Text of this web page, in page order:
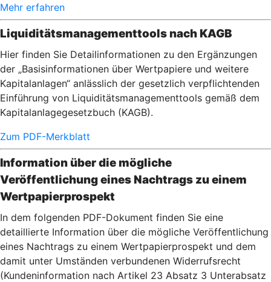
Mehr erfahren
Liquiditätsmanagementtools nach KAGB
Hier finden Sie Detailinformationen zu den Ergänzungen
der „Basisinformationen über Wertpapiere und weitere
Kapitalanlagen“ anlässlich der gesetzlich verpflichtenden
Einführung von Liquiditätsmanagementtools gemäß dem
Kapitalanlagegesetzbuch (KAGB).
Zum PDF-Merkblatt
Information über die mögliche
Veröffentlichung eines Nachtrags zu einem
Wertpapierprospekt
In dem folgenden PDF-Dokument finden Sie eine
detaillierte Information über die mögliche Veröffentlichung
eines Nachtrags zu einem Wertpapierprospekt und dem
damit unter Umständen verbundenen Widerrufsrecht
(Kundeninformation nach Artikel 23 Absatz 3 Unterabsatz